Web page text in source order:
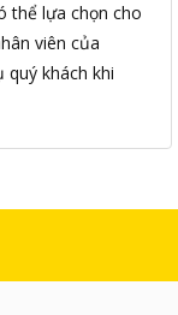
thể lựa chọn cho
viên của
quý khách khi